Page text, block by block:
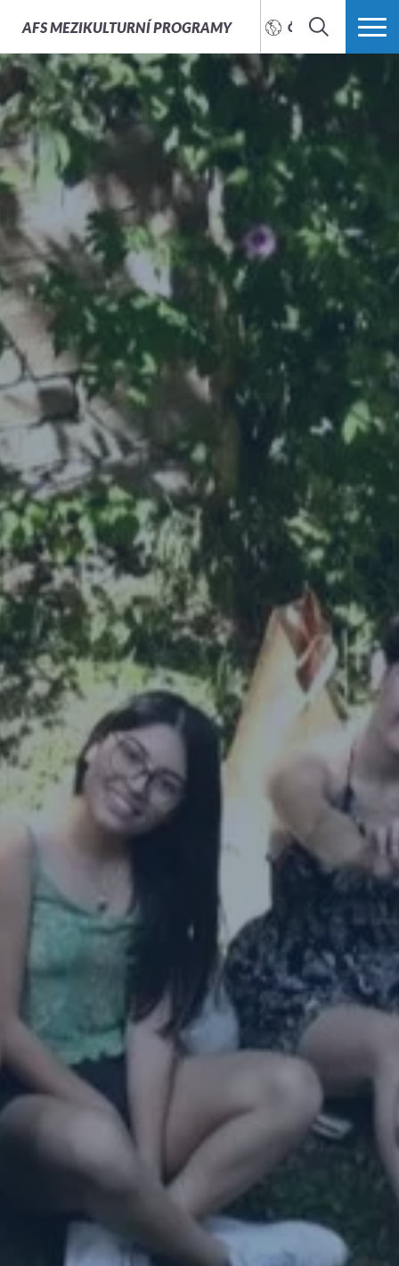
AFSMEZIKULTURNÍ PROGRAMY ČEŠTINA
HLEDAT VÍCE